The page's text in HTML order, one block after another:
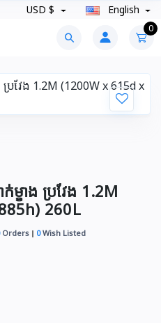
USD $ English
0
ក់ម្ខាង ប្រវែង 1.2M
260L
Orders 0Wish Listed